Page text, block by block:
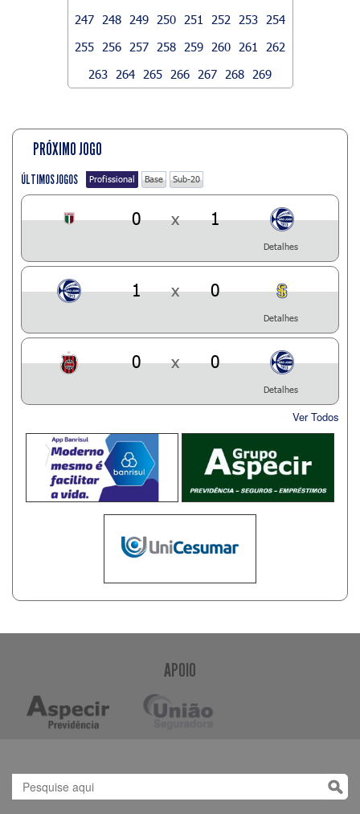
247
248 249 250 251 252 253
254
255
256 257 258 259 260 261
262
263
264 265 266 267 268 269
PRÓXIMO JOGO
ÚLTIMOS JOGOS Profissional Base Sub-20
0 x 1
Detalhes
1 x 0
Detalhes
0 x 0
Detalhes
Ver Todos
APOIO